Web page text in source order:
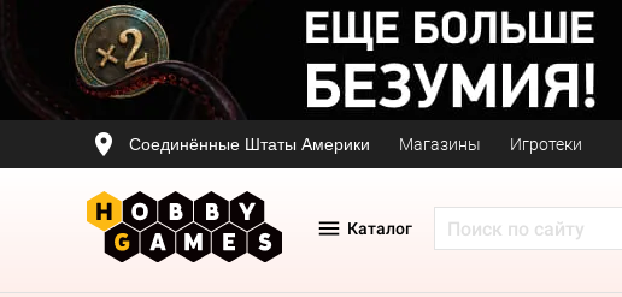
Соединённые Штаты Америки Магазины Игротеки
Каталог